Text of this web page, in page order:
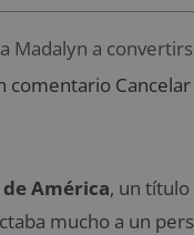
Madalyn a
comentario
América, un
mucho a un